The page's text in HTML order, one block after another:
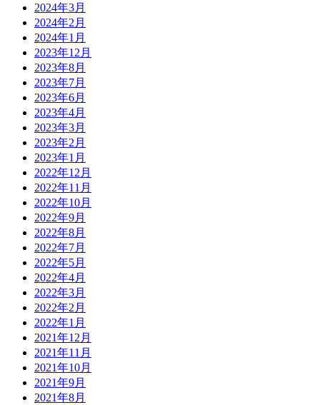
2024年3月
2024年2月
2024年1月
2023年12月
2023年8月
2023年7月
2023年6月
2023年4月
2023年3月
2023年2月
2023年1月
2022年12月
2022年11月
2022年10月
2022年9月
2022年8月
2022年7月
2022年5月
2022年4月
2022年3月
2022年2月
2022年1月
2021年12月
2021年11月
2021年10月
2021年9月
2021年8月